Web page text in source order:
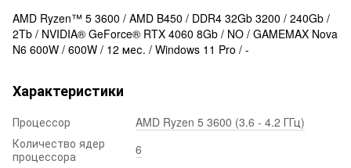
AMD Ryzen™ 5 3600 / AMD B450 / DDR4 32Gb 3200 / 240Gb /
2Tb / NVIDIA® GeForce® RTX 4060 8Gb / NO / GAMEMAX Nova
N6 600W / 600W / 12 мес. / Windows 11 Pro / -
Характеристики
Процессор
AMD Ryzen 5 3600 (3.6 - 4.2 ГГц)
Количество ядер
процессора
6